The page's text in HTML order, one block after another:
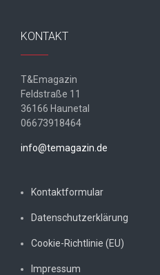
KONTAKT
T&Emagazin
Feldstraße 11
36166 Haunetal
06673918464
info@temagazin.de
Kontaktformular
Datenschutzerklärung
Cookie-Richtlinie (EU)
Impressum